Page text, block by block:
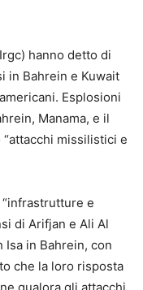
hanno detto di
in Bahrein e Kuwait
Esplosioni
Manama, e il
missilistici e
e
di Arifjan e Ali Al
Isa in Bahrein, con
che la loro risposta